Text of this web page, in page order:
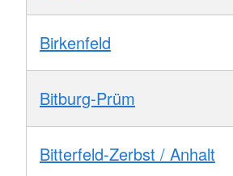
Birkenfeld
Bitburg-Prüm
Bitterfeld-Zerbst / Anhalt